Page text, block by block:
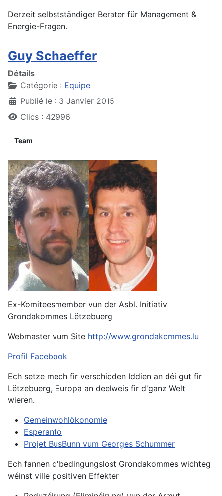
Derzeit selbstständiger Berater für Management &
Energie-Fragen.
Guy Schaeffer
Détails
Catégorie : Equipe
Publié le : 3 Janvier 2015
Clics : 42996
Team
Ex-Komiteesmember vun der Asbl. Initiativ
Grondakommes Lëtzebuerg
Webmaster vum Site http://www.grondakommes.lu
Profil Facebook
Ech setze mech fir verschidden Iddien an déi gut fir
Lëtzebuerg, Europa an deelweis fir d'ganz Welt
wieren.
Gemeinwohlökonomie
Esperanto
Projet BusBunn vum Georges Schummer
Ech fannen d'bedingungslost Grondakommes wichteg
wéinst ville positiven Effekter